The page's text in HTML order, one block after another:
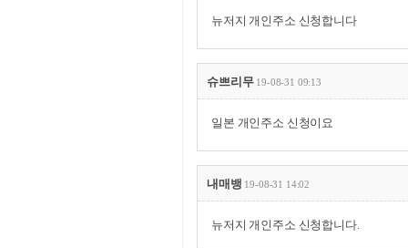
뉴저지 개인주소 신청합니다
슈쁘리무 19-08-31 09:13
일본 개인주소 신청이요
내매뱅 19-08-31 14:02
뉴저지 개인주소 신청합니다.